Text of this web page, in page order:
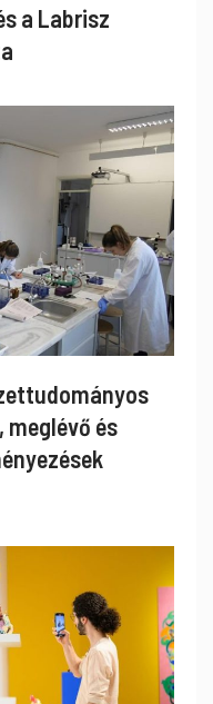
a Labrisz
és